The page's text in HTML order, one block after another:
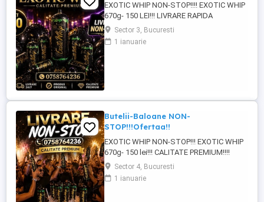
EXOTIC WHIP NON-STOP!!!! EXOTIC WHIP
670g- 150 LEI!!! LIVRARE RAPIDA
BUCURESTI-ILFOV!!! PRODUS ORIGINAL
CU COD QR!! PERFECT PENTRU
PETRECERI DE NEUITAT!!!DISPONIBIL 24
Sector 3, Bucuresti
1 ianuarie
Butelii-Baloane NON-
STOP!!!Ofertaa!!
EXOTIC WHIP NON-STOP!!! EXOTIC WHIP
670g- 150 lei!!! CALITATE PREMIUM!!!!
PRODUS ORIGINAL CU COD QR!!! LIVRARE
RAPIDA BUCURESTI-ILFOV!!!!
Sector 4, Bucuresti
1 ianuarie